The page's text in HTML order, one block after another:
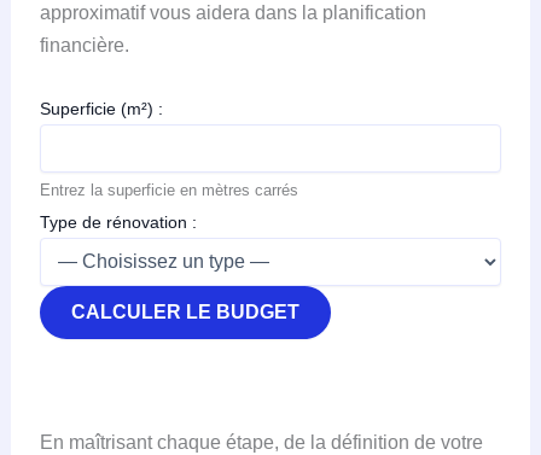
approximatif vous aidera dans la planification
financière.
Superficie (m²) :
Entrez la superficie en mètres carrés
Type de rénovation :
CALCULER LE BUDGET
En maîtrisant chaque étape, de la définition de votre